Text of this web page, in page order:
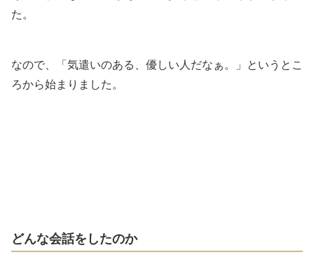
た。
なので、「気遣いのある、優しい人だなぁ。」というとこ
ろから始まりました。
どんな会話をしたのか